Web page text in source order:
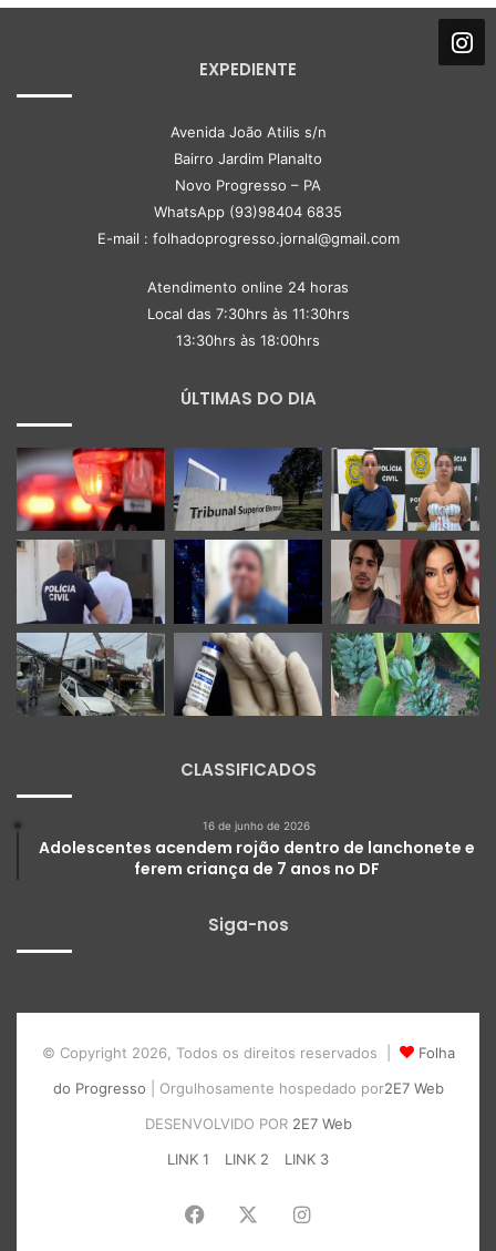
EXPEDIENTE
Avenida João Atilis s/n
Bairro Jardim Planalto
Novo Progresso – PA
WhatsApp (93)98404 6835
E-mail : folhadoprogresso.jornal@gmail.com
Atendimento online 24 horas
Local das 7:30hrs às 11:30hrs
13:30hrs às 18:00hrs
ÚLTIMAS DO DIA
CLASSIFICADOS
16 de junho de 2026
Adolescentes acendem rojão dentro de lanchonete e
ferem criança de 7 anos no DF
Siga-nos
© Copyright 2026, Todos os direitos reservados |
Folha
do Progresso | Orgulhosamente hospedado por2E7 Web
DESENVOLVIDO POR 2E7 Web
LINK 1
LINK 2 LINK 3
Facebook Instagram